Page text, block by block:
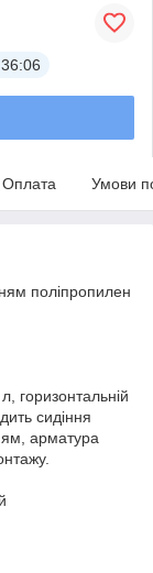
Оплата Умови
поліпропилен
горизонтальній
сидіння
арматура